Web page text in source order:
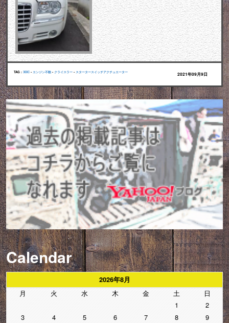
TAG : 300C • エンジン不動 • クライスラー • スタータースイッチアクチュエーター 2021年09月9日
Calendar
2026年8月
月 火 水 木 金 土
日
1
2
3
4 5 6 7 8
9